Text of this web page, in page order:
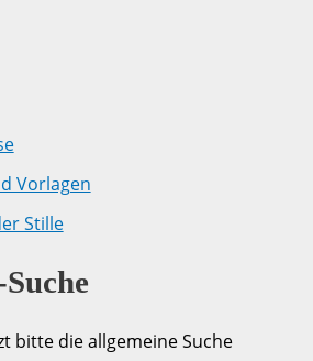
Vorlagen
Stille
bitte die allgemeine Suche